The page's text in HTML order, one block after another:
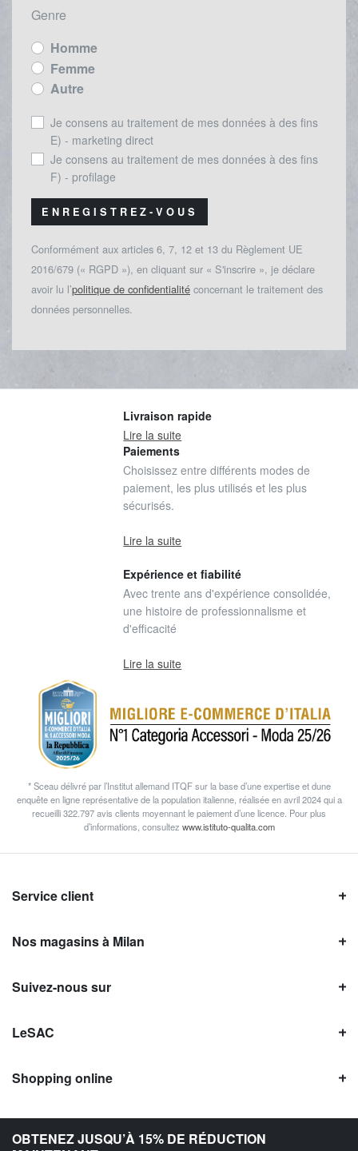
Genre
Homme
Femme
Autre
Je consens au traitement de mes données à des fins
E) - marketing direct
Je consens au traitement de mes données à des fins
F) - profilage
ENREGISTREZ-VOUS
Conformément aux articles 6, 7, 12 et 13 du Règlement UE
2016/679 (« RGPD »), en cliquant sur « S'inscrire », je déclare
avoir lu l’politique de confidentialité concernant le traitement des
données personnelles.
OBTENEZ JUSQU’À 15% DE RÉDUCTION
Livraison rapide
Lire la suite
Paiements
Choisissez entre différents modes de
paiement, les plus utilisés et les plus
sécurisés.
Lire la suite
Expérience et fiabilité
Avec trente ans d'expérience consolidée,
une histoire de professionnalisme et
d'efficacité
Lire la suite
* Sceau délivré par l’Institut allemand ITQF sur la base d’une expertise et dune
enquête en ligne représentative de la population italienne, réalisée en avril 2024 qui a
recueilli 322.797 avis clients moyennant le paiement d’une licence. Pour plus
d’informations, consultez www.istituto-qualita.com
Service client
Nos magasins à Milan
Suivez-nous sur
LeSAC
Shopping online
Avis LeSAC